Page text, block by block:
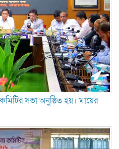
সভা অনুষ্ঠিত হয়। মায়ের